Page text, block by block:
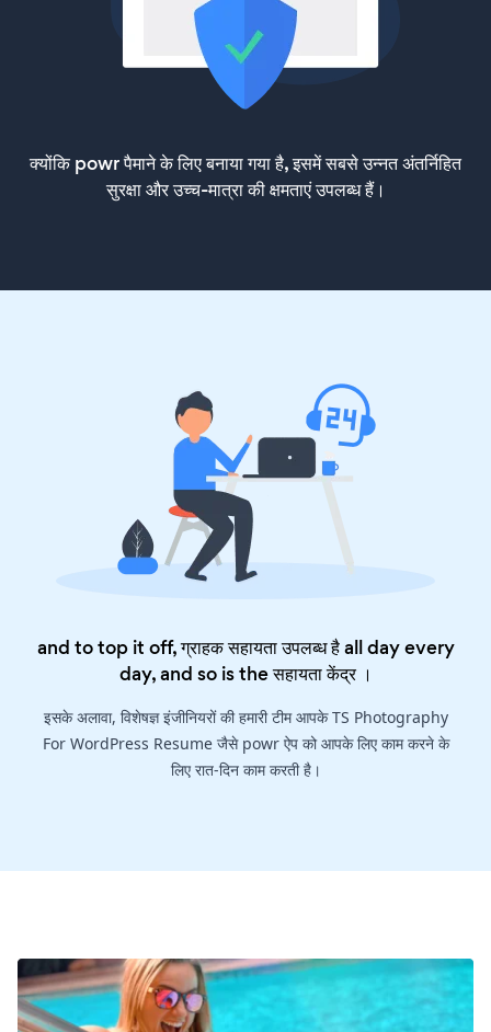
क्योंकि powr पैमाने के लिए बनाया गया है, इसमें सबसे उन्नत अंतर्निहित
सुरक्षा और उच्च-मात्रा की क्षमताएं उपलब्ध हैं।
and to top it off, ग्राहक सहायता उपलब्ध है all day every
day, and so is theसहायता केंद्र।
इसके अलावा, विशेषज्ञ इंजीनियरों की हमारी टीम आपके TS Photography
For WordPress Resume जैसे powr ऐप को आपके लिए काम करने के
लिए रात-दिन काम करती है।